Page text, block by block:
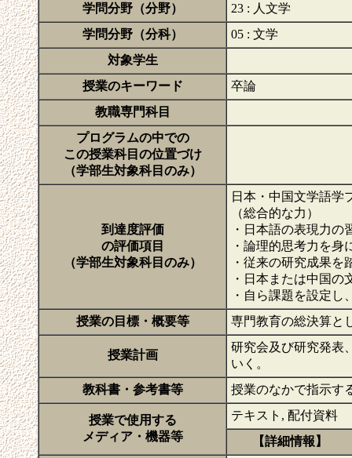
学問分野（分野）
23 : 人文学
学問分野（分科）
05 : 文学
対象学生
授業のキーワード
卒論
教職専門科目
プログラムの中での
この授業科目の位置づけ
（学部生対象科目のみ）
到達度評価
の評価項目
（学部生対象科目のみ）
日本・中国文学語学
（総合的な力）
・日本語の表現力の
・論理的思考力を
・従来の研究成果
・日本または中国
・自ら課題を設定
授業の目標・概要等
専門教育の総決算と
授業計画
研究会及び研究発表
いく。
教科書・参考書等
授業のなかで指示す
授業で使用する
メディア・機器等
テキスト, 配付資料
【詳細情報】